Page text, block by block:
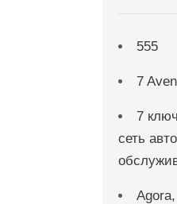
555
7
7
сеть